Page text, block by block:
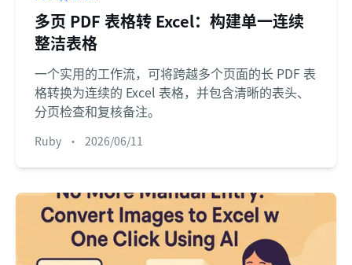
多页 PDF 表格转 Excel：构建单一连续
整洁表格
一个实用的工作流，可将跨越多个页面的长 PDF 表
格转换为连续的 Excel 表格，并包含清晰的表头、
分页检查和复核备注。
Ruby • 2026/06/11